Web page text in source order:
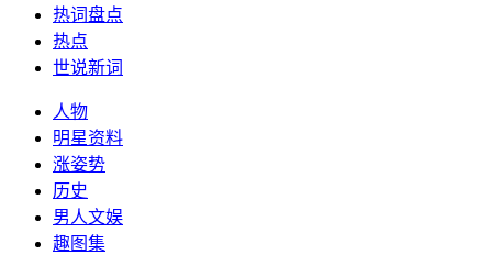
热词盘点
热点
世说新词
人物
明星资料
涨姿势
历史
男人文娱
趣图集